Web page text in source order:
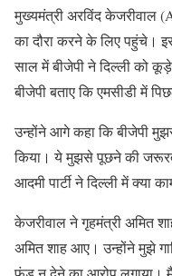
मुख्यमंत्री अरविंद केजरीवाल
का दौरा करने के लिए पहुंचे।
साल में बीजेपी ने दिल्ली को
बीजेपी बताए कि एमसीडी में
उन्होंने आगे कहा कि बीजेपी
किया। ये मुझसे पूछने की
आदमी पार्टी ने दिल्ली में क्या
केजरीवाल ने गृहमंत्री अमित
अमित शाह आए। उन्होंने मुझे